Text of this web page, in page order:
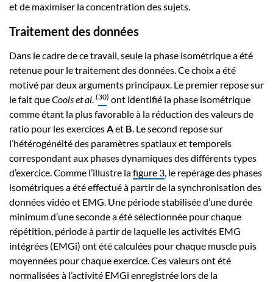
et de maximiser la concentration des sujets.
Traitement des données
Dans le cadre de ce travail, seule la phase isométrique a été
retenue pour le traitement des données. Ce choix a été
motivé par deux arguments principaux. Le premier repose sur
le fait queCools et al. (30) ont identifié la phase isométrique
comme étant la plus favorable à la réduction des valeurs de
ratio pour les exercicesAet B. Le second repose sur
l’hétérogénéité des paramètres spatiaux et temporels
correspondant aux phases dynamiques des différents types
d’exercice. Comme l’illustre lafigure 3, le repérage des phases
isométriques a été effectué à partir de la synchronisation des
données vidéo et EMG. Une période stabilisée d’une durée
minimum d’une seconde a été sélectionnée pour chaque
répétition, période à partir de laquelle les activités EMG
intégrées (EMGi) ont été calculées pour chaque muscle puis
moyennées pour chaque exercice. Ces valeurs ont été
normalisées à l’activité EMGi enregistrée lors de la